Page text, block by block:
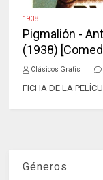
1938
Pigmalión -
(1938)
Clásicos Gratis
FICHA DE LA
Géneros